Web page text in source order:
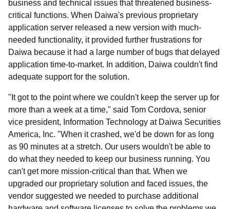
business and technical issues that threatened business-
critical functions. When Daiwa's previous proprietary
application server released a new version with much-
needed functionality, it provided further frustrations for
Daiwa because it had a large number of bugs that delayed
application time-to-market. In addition, Daiwa couldn't find
adequate support for the solution.
"It got to the point where we couldn't keep the server up for
more than a week at a time," said Tom Cordova, senior
vice president, Information Technology at Daiwa Securities
America, Inc. "When it crashed, we'd be down for as long
as 90 minutes at a stretch. Our users wouldn't be able to
do what they needed to keep our business running. You
can't get more mission-critical than that. When we
upgraded our proprietary solution and faced issues, the
vendor suggested we needed to purchase additional